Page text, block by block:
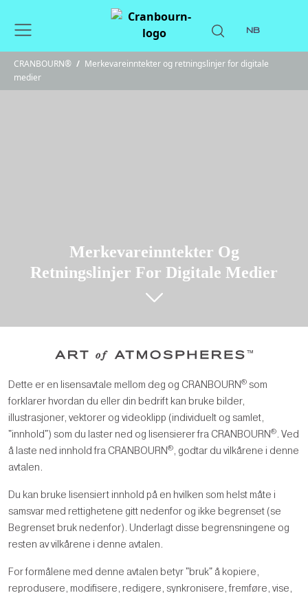
NB
CRANBOURN® / Merkevareinntekter og retningslinjer for digitale
medier
Merkevareinntekter Og
Retningslinjer For Digitale Medier
Dette er en lisensavtale mellom deg og CRANBOURN® som
forklarer hvordan du eller din bedrift kan bruke bilder,
illustrasjoner, vektorer og videoklipp (individuelt og samlet,
"innhold") som du laster ned og lisensierer fra CRANBOURN®. Ved
å laste ned innhold fra CRANBOURN®, godtar du vilkårene i denne
avtalen.
Du kan bruke lisensiert innhold på en hvilken som helst måte i
samsvar med rettighetene gitt nedenfor og ikke begrenset (se
Begrenset bruk nedenfor). Underlagt disse begrensningene og
resten av vilkårene i denne avtalen.
For formålene med denne avtalen betyr "bruk" å kopiere,
reprodusere, modifisere, redigere, synkronisere, fremføre, vise,